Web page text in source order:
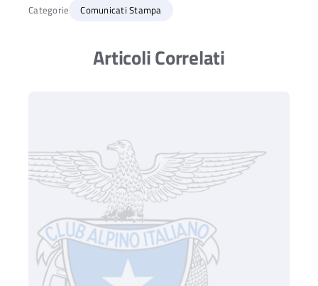
Categorie Comunicati Stampa
Articoli Correlati